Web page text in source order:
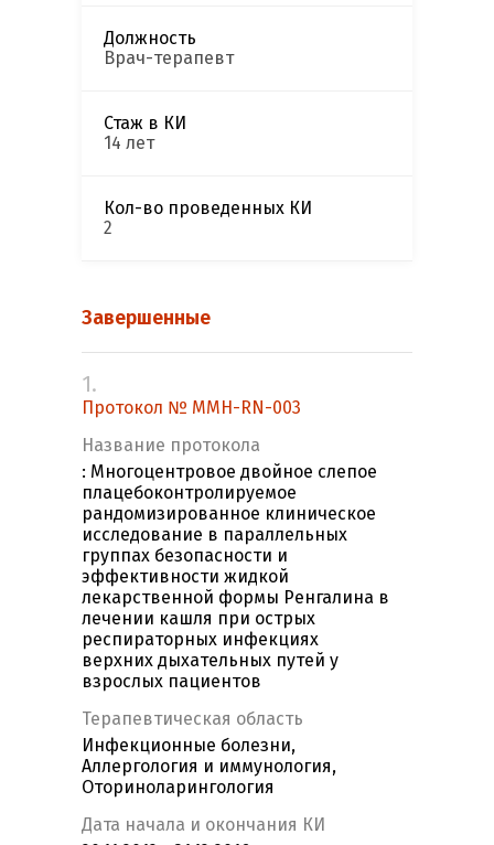
Должность
Врач-терапевт
Стаж в КИ
14 лет
Кол-во проведенных КИ
2
Завершенные
1.
Протокол № MMH-RN-003
Название протокола
: Многоцентровое двойное слепое
плацебоконтролируемое
рандомизированное клиническое
исследование в параллельных
группах безопасности и
эффективности жидкой
лекарственной формы Ренгалина в
лечении кашля при острых
респираторных инфекциях
верхних дыхательных путей у
взрослых пациентов
Терапевтическая область
Инфекционные болезни,
Аллергология и иммунология,
Оториноларингология
Дата начала и окончания КИ